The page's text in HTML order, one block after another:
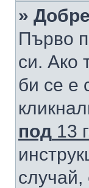
»
Първо
си. Ако
би се е
под 13
случай,